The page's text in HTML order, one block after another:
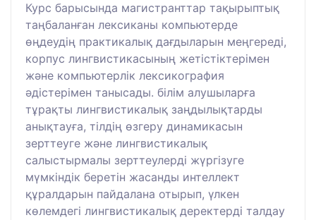
Курс барысында магистранттар тақырыптық
таңбаланған лексиканы компьютерде
өңдеудің практикалық дағдыларын меңгереді,
корпус лингвистикасының жетістіктерімен
және компьютерлік лексикография
әдістерімен танысады. білім алушыларға
тұрақты лингвистикалық заңдылықтарды
анықтауға, тілдің өзгеру динамикасын
зерттеуге және лингвистикалық
салыстырмалы зерттеулерді жүргізуге
мүмкіндік беретін жасанды интеллект
құралдарын пайдалана отырып, үлкен
көлемдегі лингвистикалық деректерді талдау